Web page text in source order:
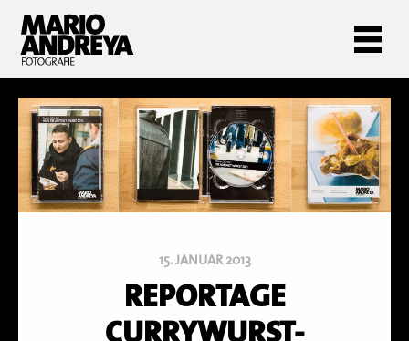
15. JANUAR 2013
REPORTAGE
CURRYWURST-